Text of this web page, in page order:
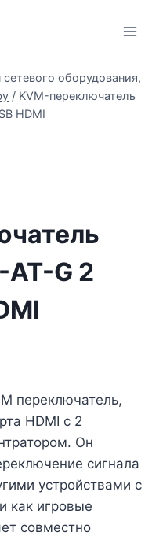
оборудования,
/ KVM-переключатель
HDMI
AT-G 2
переключатель,
HDMI с 2
Он
сигнала
устройствами с
как игровые
совместно